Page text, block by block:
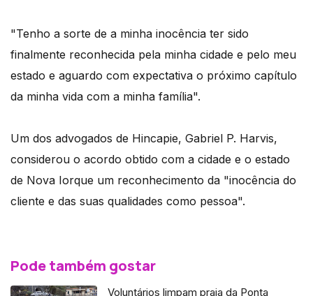
"Tenho a sorte de a minha inocência ter sido
finalmente reconhecida pela minha cidade e pelo meu
estado e aguardo com expectativa o próximo capítulo
da minha vida com a minha família".
Um dos advogados de Hincapie, Gabriel P. Harvis,
considerou o acordo obtido com a cidade e o estado
de Nova Iorque um reconhecimento da "inocência do
cliente e das suas qualidades como pessoa".
Pode também gostar
Voluntários limpam praia da Ponta